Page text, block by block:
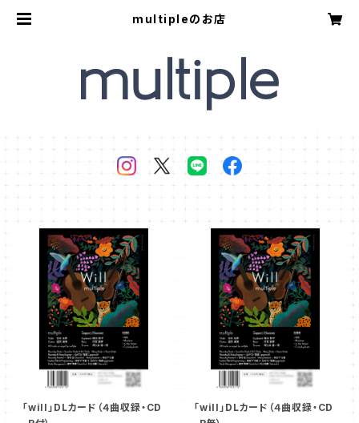
multipleのお店
「will」DLカード（４曲収録・CD
「will」DLカード（４曲収録・CD